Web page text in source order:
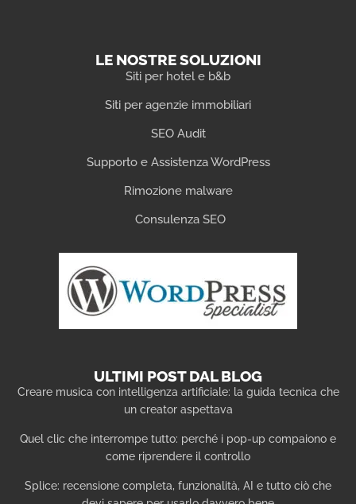
LE NOSTRE SOLUZIONI
Siti per hotel e b&b
Siti per agenzie immobiliari
SEO Audit
Supporto e Assistenza WordPress
Rimozione malware
Consulenza SEO
ULTIMI POST DAL BLOG
Creare musica con intelligenza artificiale: la guida tecnica che
un creator aspettava
Quel clic che interrompe tutto: perché i pop-up compaiono e
come riprendere il controllo
Splice: recensione completa, funzionalità, AI e tutto ciò che